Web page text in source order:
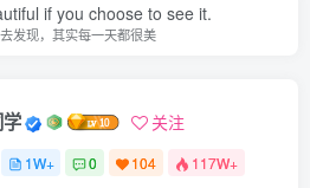
if you choose to see it.
发现，其实每一天都很美
关注
1W+ 0 104 117W+